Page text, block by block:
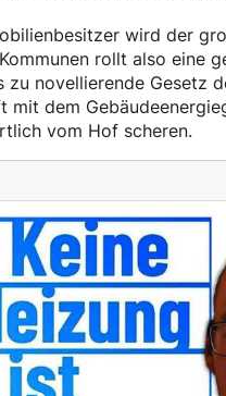
wird der
rollt also eine
novellierende Gesetz
mit dem
vom Hof scheren.